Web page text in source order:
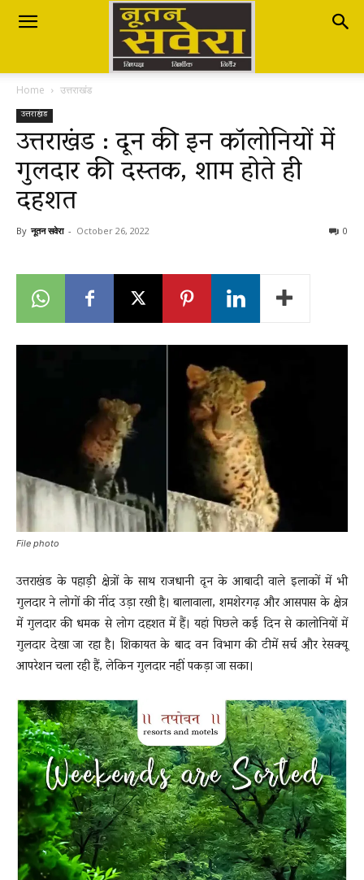
Nutan
Savera
नूतन
सवेरा
LIVE
Home उत्तराखंड
उत्तराखंड
उत्तराखंड : दून की इन कॉलोनियों में
गुलदार की दस्तक, शाम होते ही
दहशत
By नूतन सवेरा - October 26, 2022 0
File photo
उत्तराखंड के पहाड़ी क्षेत्रों के साथ राजधानी दून के आबादी वाले इलाकों में भी
गुलदार ने लोगों की नींद उड़ा रखी है। बालावाला, शमशेरगढ़ और आसपास के क्षेत्र
में गुलदार की धमक से लोग दहशत में हैं। यहां पिछले कई दिन से कालोनियों में
गुलदार देखा जा रहा है। शिकायत के बाद वन विभाग की टीमें सर्च और रेसक्यू
आपरेशन चला रही हैं, लेकिन गुलदार नहीं पकड़ा जा सका।